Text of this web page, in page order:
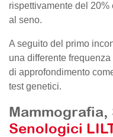
rispettivamente del
al seno.
A seguito del primo
una differente
di approfondimento
test genetici.
Mammografia,
Senologici